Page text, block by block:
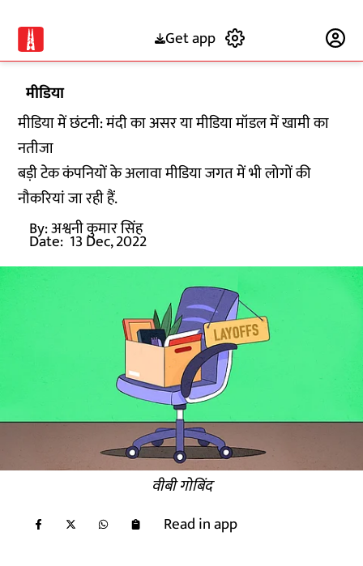
Get app
मीडिया
मीडिया में छंटनी: मंदी का असर या मीडिया मॉडल में खामी का
नतीजा
बड़ी टेक कंपनियों के अलावा मीडिया जगत में भी लोगों की
नौकरियां जा रही हैं.
By:अश्वनी कुमार सिंह
Date: 13 Dec, 2022
वीबी गोबिंद
Read in app